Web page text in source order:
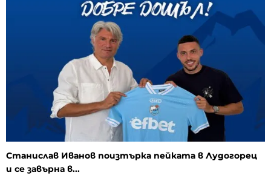
Станислав Иванов поизтърка пейката в Лудогорец
и се завърна в...